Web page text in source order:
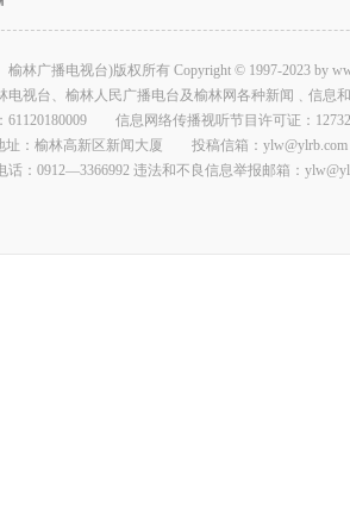
林广播电视台)版权所有 Copyright © 1997-2023 by
电视台、榆林人民广播电台及榆林网各种新闻﹑信
61120180009 信息网络传播视听节目许可证：
址：榆林高新区新闻大厦 投稿信箱：ylw@ylrb.com
：0912—3366992 违法和不良信息举报邮箱：